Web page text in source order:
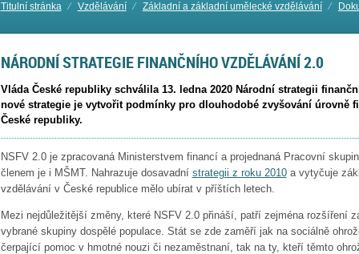
Titulní stránka ⁄ Vzdělávání ⁄ Základní a základní umělecké vzdělávání ⁄
NÁRODNÍ STRATEGIE FINANČNÍHO VZDĚLÁVÁNÍ 2.0
Vláda České republiky schválila 13. ledna 2020 Národní strategii
nové strategie je vytvořit podmínky pro dlouhodobé zvyšování úrovně
České republiky.
NSFV 2.0 je zpracovaná Ministerstvem financí a projednaná Pracovní
členem je i MŠMT. Nahrazuje dosavadní strategii z roku 2010a vytyčuje
vzdělávání v České republice mělo ubírat v příštích letech.
Mezi nejdůležitější změny, které NSFV 2.0 přináší, patří zejména rozšíření
vybrané skupiny dospělé populace. Stát se zde zaměří jak na sociálně
čerpající pomoc v hmotné nouzi či nezaměstnaní, tak na ty, kteří těmto